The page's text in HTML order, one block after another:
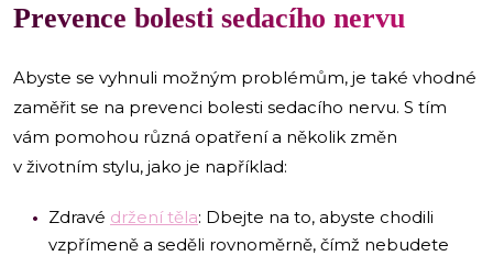
Prevence bolesti sedacího nervu
Abyste se vyhnuli možným problémům, je také vhodné
zaměřit se na prevenci bolesti sedacího nervu. S tím
vám pomohou různá opatření a několik změn
v životním stylu, jako je například:
Zdravé držení těla: Dbejte na to, abyste chodili
vzpřímeně a seděli rovnoměrně, čímž nebudete